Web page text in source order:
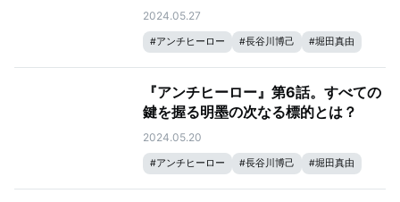
2024.05.27
#アンチヒーロー #長谷川博己 #堀田真由
『アンチヒーロー』第6話。すべての
鍵を握る明墨の次なる標的とは？
2024.05.20
#アンチヒーロー #長谷川博己 #堀田真由